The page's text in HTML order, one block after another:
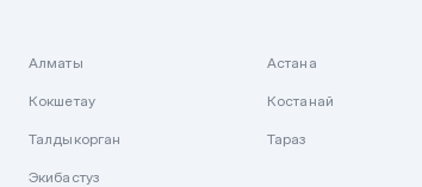
Алматы Астана
Кокшетау Костанай
Талдыкорган Тараз
Экибастуз